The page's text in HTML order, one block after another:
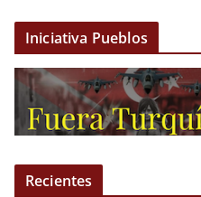
Iniciativa Pueblos
Recientes